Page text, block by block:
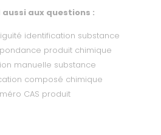
aux questions :
identification substance
produit chimique
manuelle substance
composé chimique
CAS produit